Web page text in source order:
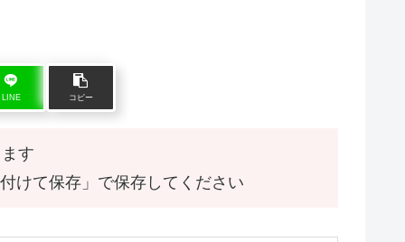
LINE コピー
す
けて保存」で保存してください